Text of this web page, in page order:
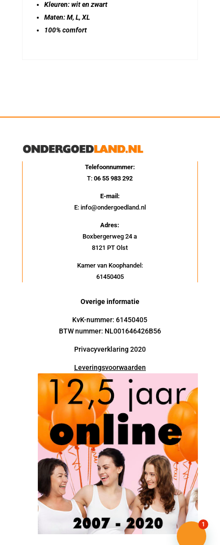
Kleuren: wit en zwart
Maten: M, L, XL
100% comfort
Telefoonnummer:
T:06 55 983 292
E-mail:
E: info@ondergoedland.nl
Adres:
Boxbergerweg 24 a
8121 PT Olst
Kamer van Koophandel:
61450405
Overige informatie
KvK-nummer: 61450405
BTW nummer: NL001646426B56
Privacyverklaring 2020
Leveringsvoorwaarden
1